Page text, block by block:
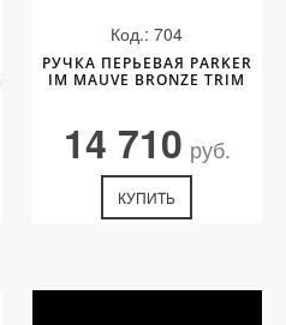
Код.: 704
РУЧКА ПЕРЬЕВАЯ PARKER
IM MAUVE BRONZE TRIM
14 710 руб.
КУПИТЬ